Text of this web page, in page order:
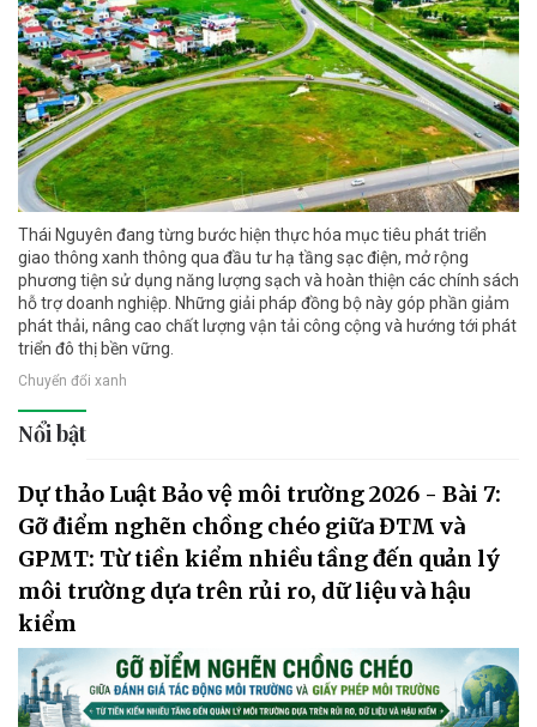
Thái Nguyên đang từng bước hiện thực hóa mục tiêu phát triển
giao thông xanh thông qua đầu tư hạ tầng sạc điện, mở rộng
phương tiện sử dụng năng lượng sạch và hoàn thiện các chính sách
hỗ trợ doanh nghiệp. Những giải pháp đồng bộ này góp phần giảm
phát thải, nâng cao chất lượng vận tải công cộng và hướng tới phát
triển đô thị bền vững.
Chuyển đổi xanh
Nổi bật
Dự thảo Luật Bảo vệ môi trường 2026 - Bài 7:
Gỡ điểm nghẽn chồng chéo giữa ĐTM và
GPMT: Từ tiền kiểm nhiều tầng đến quản lý
môi trường dựa trên rủi ro, dữ liệu và hậu
kiểm